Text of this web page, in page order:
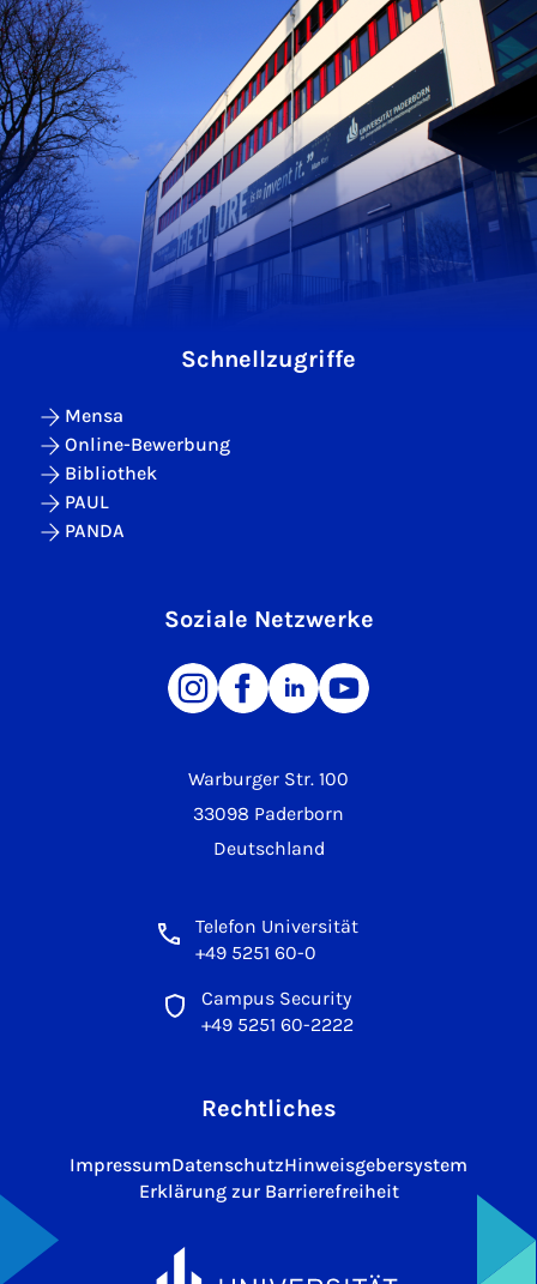
Warburger Str. 100
33098 Paderborn
Deutschland
Telefon Universität
+49 5251 60-0
Campus Security
+49 5251 60-2222
Schnellzugriffe
Mensa
Online-Bewerbung
Bibliothek
PAUL
PANDA
Soziale Netzwerke
Rechtliches
ImpressumDatenschutzHinweisgebersystem
Erklärung zur Barrierefreiheit